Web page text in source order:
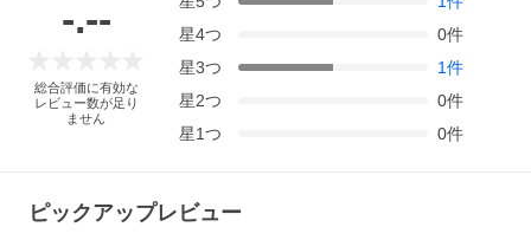
-.--
総合評価に有効な
レビュー数が足り
ません
星4つ 0件
星3つ 1件
星2つ 0件
星1つ 0件
ピックアップレビュー